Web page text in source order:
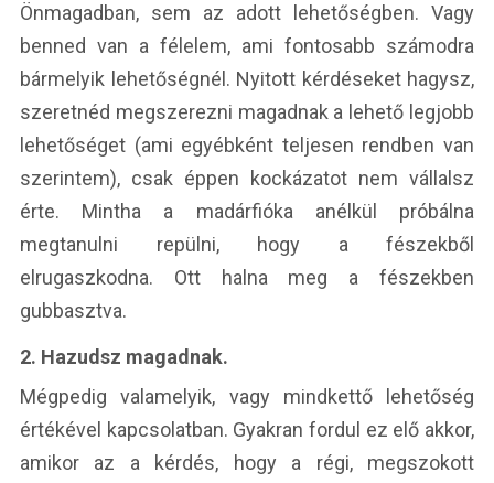
Önmagadban, sem az adott lehetőségben. Vagy
benned van a félelem, ami fontosabb számodra
bármelyik lehetőségnél. Nyitott kérdéseket hagysz,
szeretnéd megszerezni magadnak a lehető legjobb
lehetőséget (ami egyébként teljesen rendben van
szerintem), csak éppen kockázatot nem vállalsz
érte. Mintha a madárfióka anélkül próbálna
megtanulni repülni, hogy a fészekből
elrugaszkodna. Ott halna meg a fészekben
gubbasztva.
2. Hazudsz magadnak.
Mégpedig valamelyik, vagy mindkettő lehetőség
értékével kapcsolatban. Gyakran fordul ez elő akkor,
amikor az a kérdés, hogy a régi, megszokott